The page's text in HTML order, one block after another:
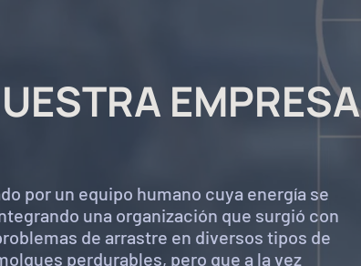
EMPRESA
por un equipo humano cuya energía se
una organización que surgió con
de arrastre en diversos tipos de
perdurables, pero que a la vez